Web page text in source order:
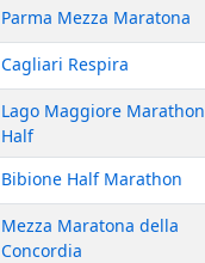
Parma Mezza Maratona
Cagliari Respira
Lago Maggiore Marathon
Half
Bibione Half Marathon
Mezza Maratona della
Concordia